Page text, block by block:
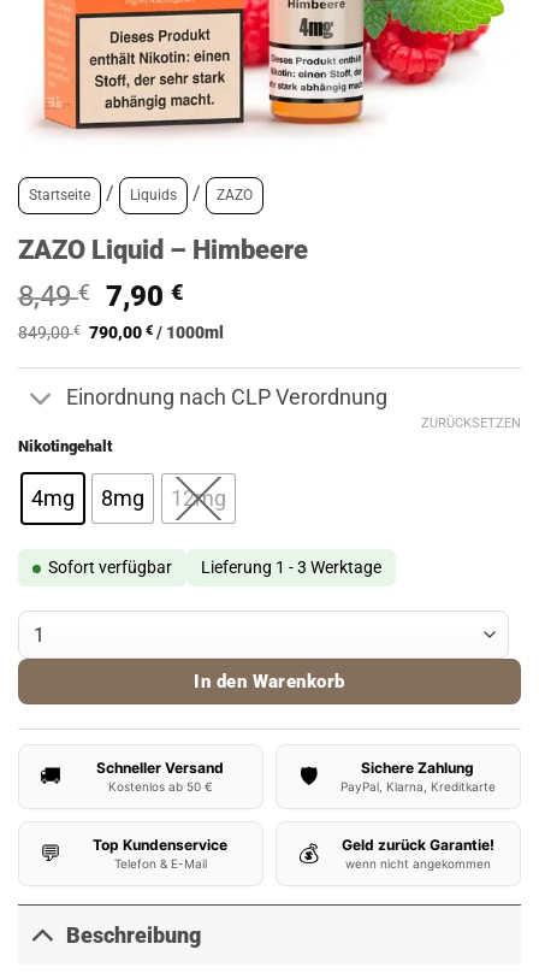
Startseite / Liquids / ZAZO
ZAZO Liquid – Himbeere
8,49€
Ursprünglicher
Preis
8,49 €
7,90€Aktueller
Preis
7,90 €.
849,00€ 790,00€ / 1000ml
Einordnung nach CLP Verordnung
Nikotingehalt
4mg 8mg 12mg
ZURÜCKSETZEN
Sofort verfügbar Lieferung 1 - 3 Werktage
ZAZO Liquid - Himbeere Menge
In den Warenkorb
🚚 Schneller Versand
Kostenlos ab 50 € 🛡️ Sichere Zahlung
PayPal, Klarna, Kreditkarte
💬 Top Kundenservice
Telefon & E-Mail 💰 Geld zurück Garantie!
wenn nicht angekommen
Beschreibung